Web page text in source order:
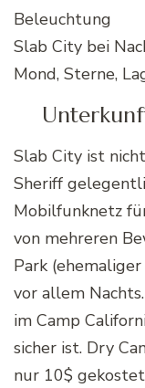
Slab City bei
Mond, Sterne,
Slab City ist
Sheriff
Mobilfunknetz
von mehreren
Park
vor allem
im Camp
sicher ist. Dry
nur 10$